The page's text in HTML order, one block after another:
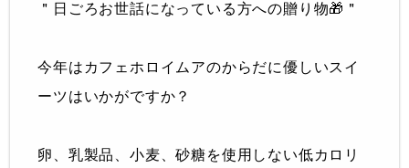
＂日ごろお世話になっている方への贈り物🎁＂
今年はカフェホロイムアのからだに優しいスイ
ーツはいかがですか？
卵、乳製品、小麦、砂糖を使用しない低カロリ